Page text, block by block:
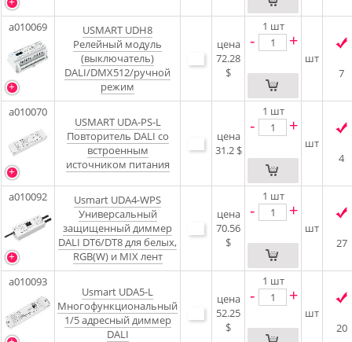
a010069
USMART UDH8
Релейный модуль
(выключатель)
DALI/DMX512/ручной
режим
цена
72.28
$
1 шт
- +
шт
7
a010070
USMART UDA-PS-L
Повторитель DALI со
встроенным
источником питания
цена
31.2 $
1 шт
- +
шт
4
a010092
Usmart UDA4-WPS
Универсальный
защищенный диммер
DALI DT6/DT8 для белых,
RGB(W) и MIX лент
цена
70.56
$
1 шт
- +
шт
27
a010093
Usmart UDA5-L
Многофункциональный
1/5 адресный диммер
DALI
цена
52.25
$
1 шт
- +
шт
20